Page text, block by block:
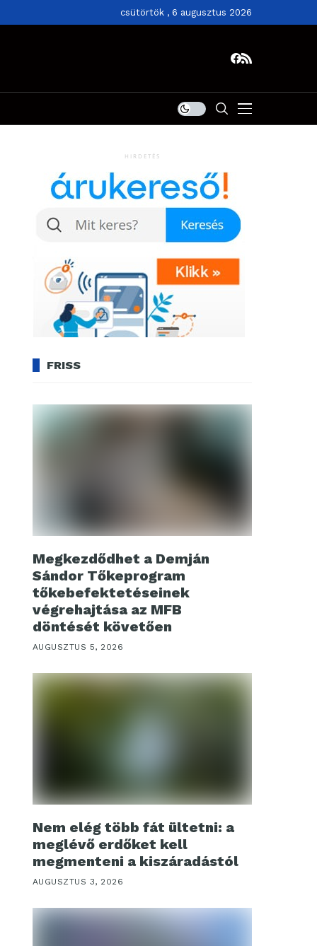
csütörtök , 6 augusztus 2026
HIRDETÉS
FRISS
Megkezdődhet a Demján
Sándor Tőkeprogram
tőkebefektetéseinek
végrehajtása az MFB
döntését követően
AUGUSZTUS 5, 2026
Nem elég több fát ültetni: a
meglévő erdőket kell
megmenteni a kiszáradástól
AUGUSZTUS 3, 2026